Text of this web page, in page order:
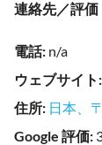
連絡先／評価
電話: n/a
ウェブサイト :
住所: 日本、
Google 評価: